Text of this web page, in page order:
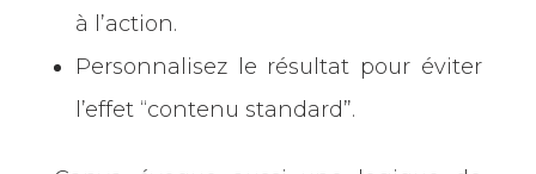
à l’action.
Personnalisez le résultat pour éviter
l’effet “contenu standard”.